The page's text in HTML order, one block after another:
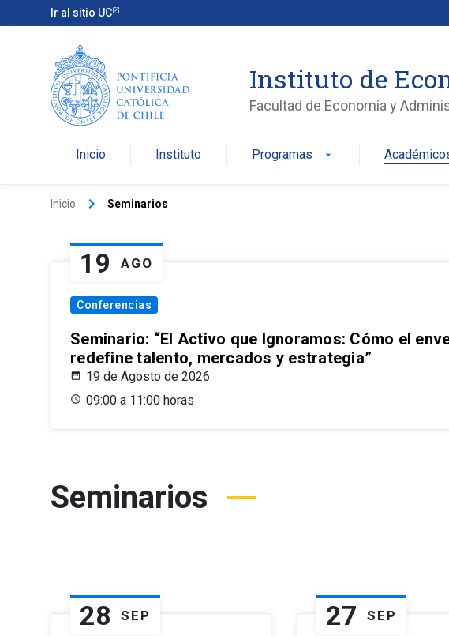
Ir al sitio UC
Instituto de
Facultad de Economía y
Inicio Instituto Programas arrow_drop_down
Inicio keyboard_arrow_right Seminarios
19 AGO
Conferencias
Seminario: “El Activo que Ignoramos: Cómo el
redefine talento, mercados y estrategia”
19 de Agosto de 2026
09:00 a 11:00 horas
Seminarios
28 SEP 27 SEP